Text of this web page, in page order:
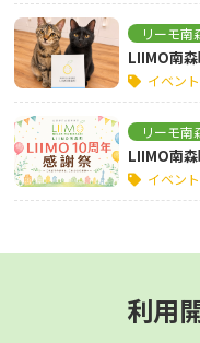
リーモ南
LIIMO南森
イベント
リーモ南
LIIMO南森
イベント
利用